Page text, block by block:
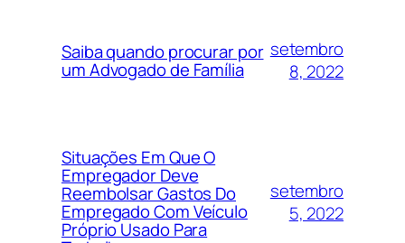
Saiba quando procurar por
um Advogado de Família
setembro
8, 2022
Situações Em Que O
Empregador Deve
Reembolsar Gastos Do
Empregado Com Veículo
Próprio Usado Para
setembro
5, 2022